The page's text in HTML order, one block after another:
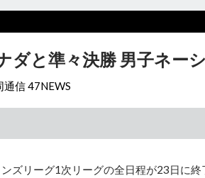
ダと準々決勝 男子ネー
通信 47NEWS
ズリーグ1次リーグの全日程が23日に